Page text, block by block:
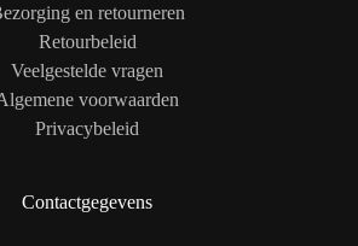
en retourneren
Retourbeleid
Veelgestelde vragen
voorwaarden
Privacybeleid
Contactgegevens